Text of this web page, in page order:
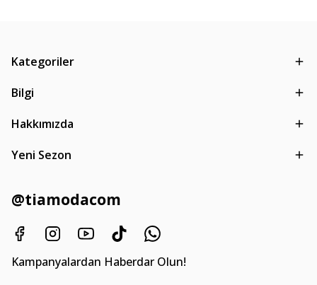
Kategoriler
Bilgi
Hakkımızda
Yeni Sezon
@tiamodacom
Kampanyalardan Haberdar Olun!